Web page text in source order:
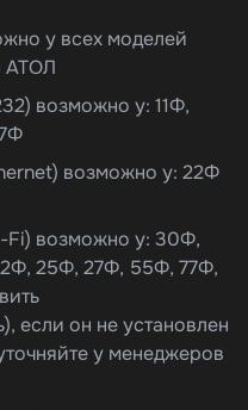
у всех моделей
АТОЛ
возможно у: 11Ф,
возможно у: 22Ф
Fi) возможно у: 30Ф,
25Ф, 27Ф, 55Ф, 77Ф,
если он не установлен
у менеджеров